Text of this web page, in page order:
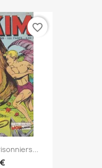
favorite_border